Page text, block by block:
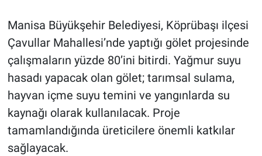
Manisa Büyükşehir Belediyesi, Köprübaşı ilçesi
Çavullar Mahallesi’nde yaptığı gölet projesinde
çalışmaların yüzde 80’ini bitirdi. Yağmur suyu
hasadı yapacak olan gölet; tarımsal sulama,
hayvan içme suyu temini ve yangınlarda su
kaynağı olarak kullanılacak. Proje
tamamlandığında üreticilere önemli katkılar
sağlayacak.